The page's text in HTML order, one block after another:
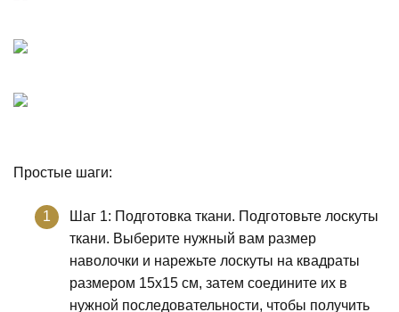
Простые шаги:
Шаг 1: Подготовка ткани. Подготовьте лоскуты
ткани. Выберите нужный вам размер
наволочки и нарежьте лоскуты на квадраты
размером 15х15 см, затем соедините их в
нужной последовательности, чтобы получить